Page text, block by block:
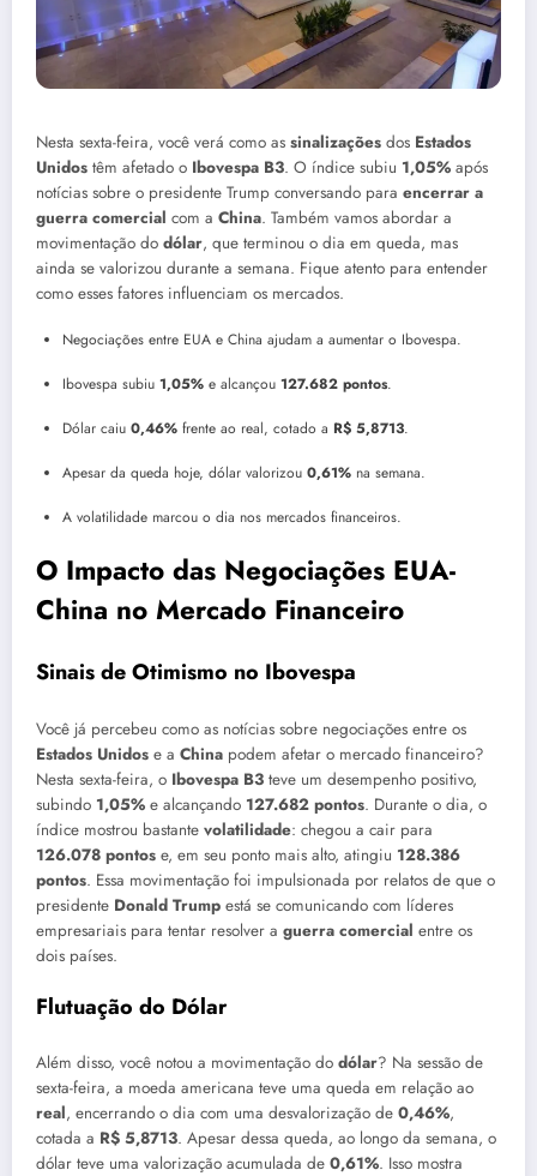
Nesta sexta-feira, você verá como as sinalizações dos Estados
Unidos têm afetado o Ibovespa B3. O índice subiu 1,05% após
notícias sobre o presidente Trump conversando para encerrar a
guerra comercial com a China. Também vamos abordar a
movimentação do dólar, que terminou o dia em queda, mas
ainda se valorizou durante a semana. Fique atento para entender
como esses fatores influenciam os mercados.
Negociações entre EUA e China ajudam a aumentar o Ibovespa.
Ibovespa subiu 1,05% e alcançou 127.682 pontos.
Dólar caiu 0,46% frente ao real, cotado a R$ 5,8713.
Apesar da queda hoje, dólar valorizou 0,61% na semana.
A volatilidade marcou o dia nos mercados financeiros.
O Impacto das Negociações EUA-
China no Mercado Financeiro
Sinais de Otimismo no Ibovespa
Você já percebeu como as notícias sobre negociações entre os
Estados Unidos e a China podem afetar o mercado financeiro?
Nesta sexta-feira, o Ibovespa B3 teve um desempenho positivo,
subindo 1,05% e alcançando 127.682 pontos. Durante o dia, o
índice mostrou bastante volatilidade: chegou a cair para
126.078 pontos e, em seu ponto mais alto, atingiu 128.386
pontos. Essa movimentação foi impulsionada por relatos de que o
presidente Donald Trump está se comunicando com líderes
empresariais para tentar resolver a guerra comercial entre os
dois países.
Flutuação do Dólar
Além disso, você notou a movimentação do dólar? Na sessão de
sexta-feira, a moeda americana teve uma queda em relação ao
real, encerrando o dia com uma desvalorização de 0,46%,
cotada a R$ 5,8713. Apesar dessa queda, ao longo da semana, o
dólar teve uma valorização acumulada de 0,61%. Isso mostra